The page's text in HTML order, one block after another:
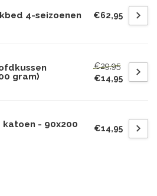
4-seizoenen €62,95
gram)
€29,95
€14,95
katoen - 90x200
€14,95